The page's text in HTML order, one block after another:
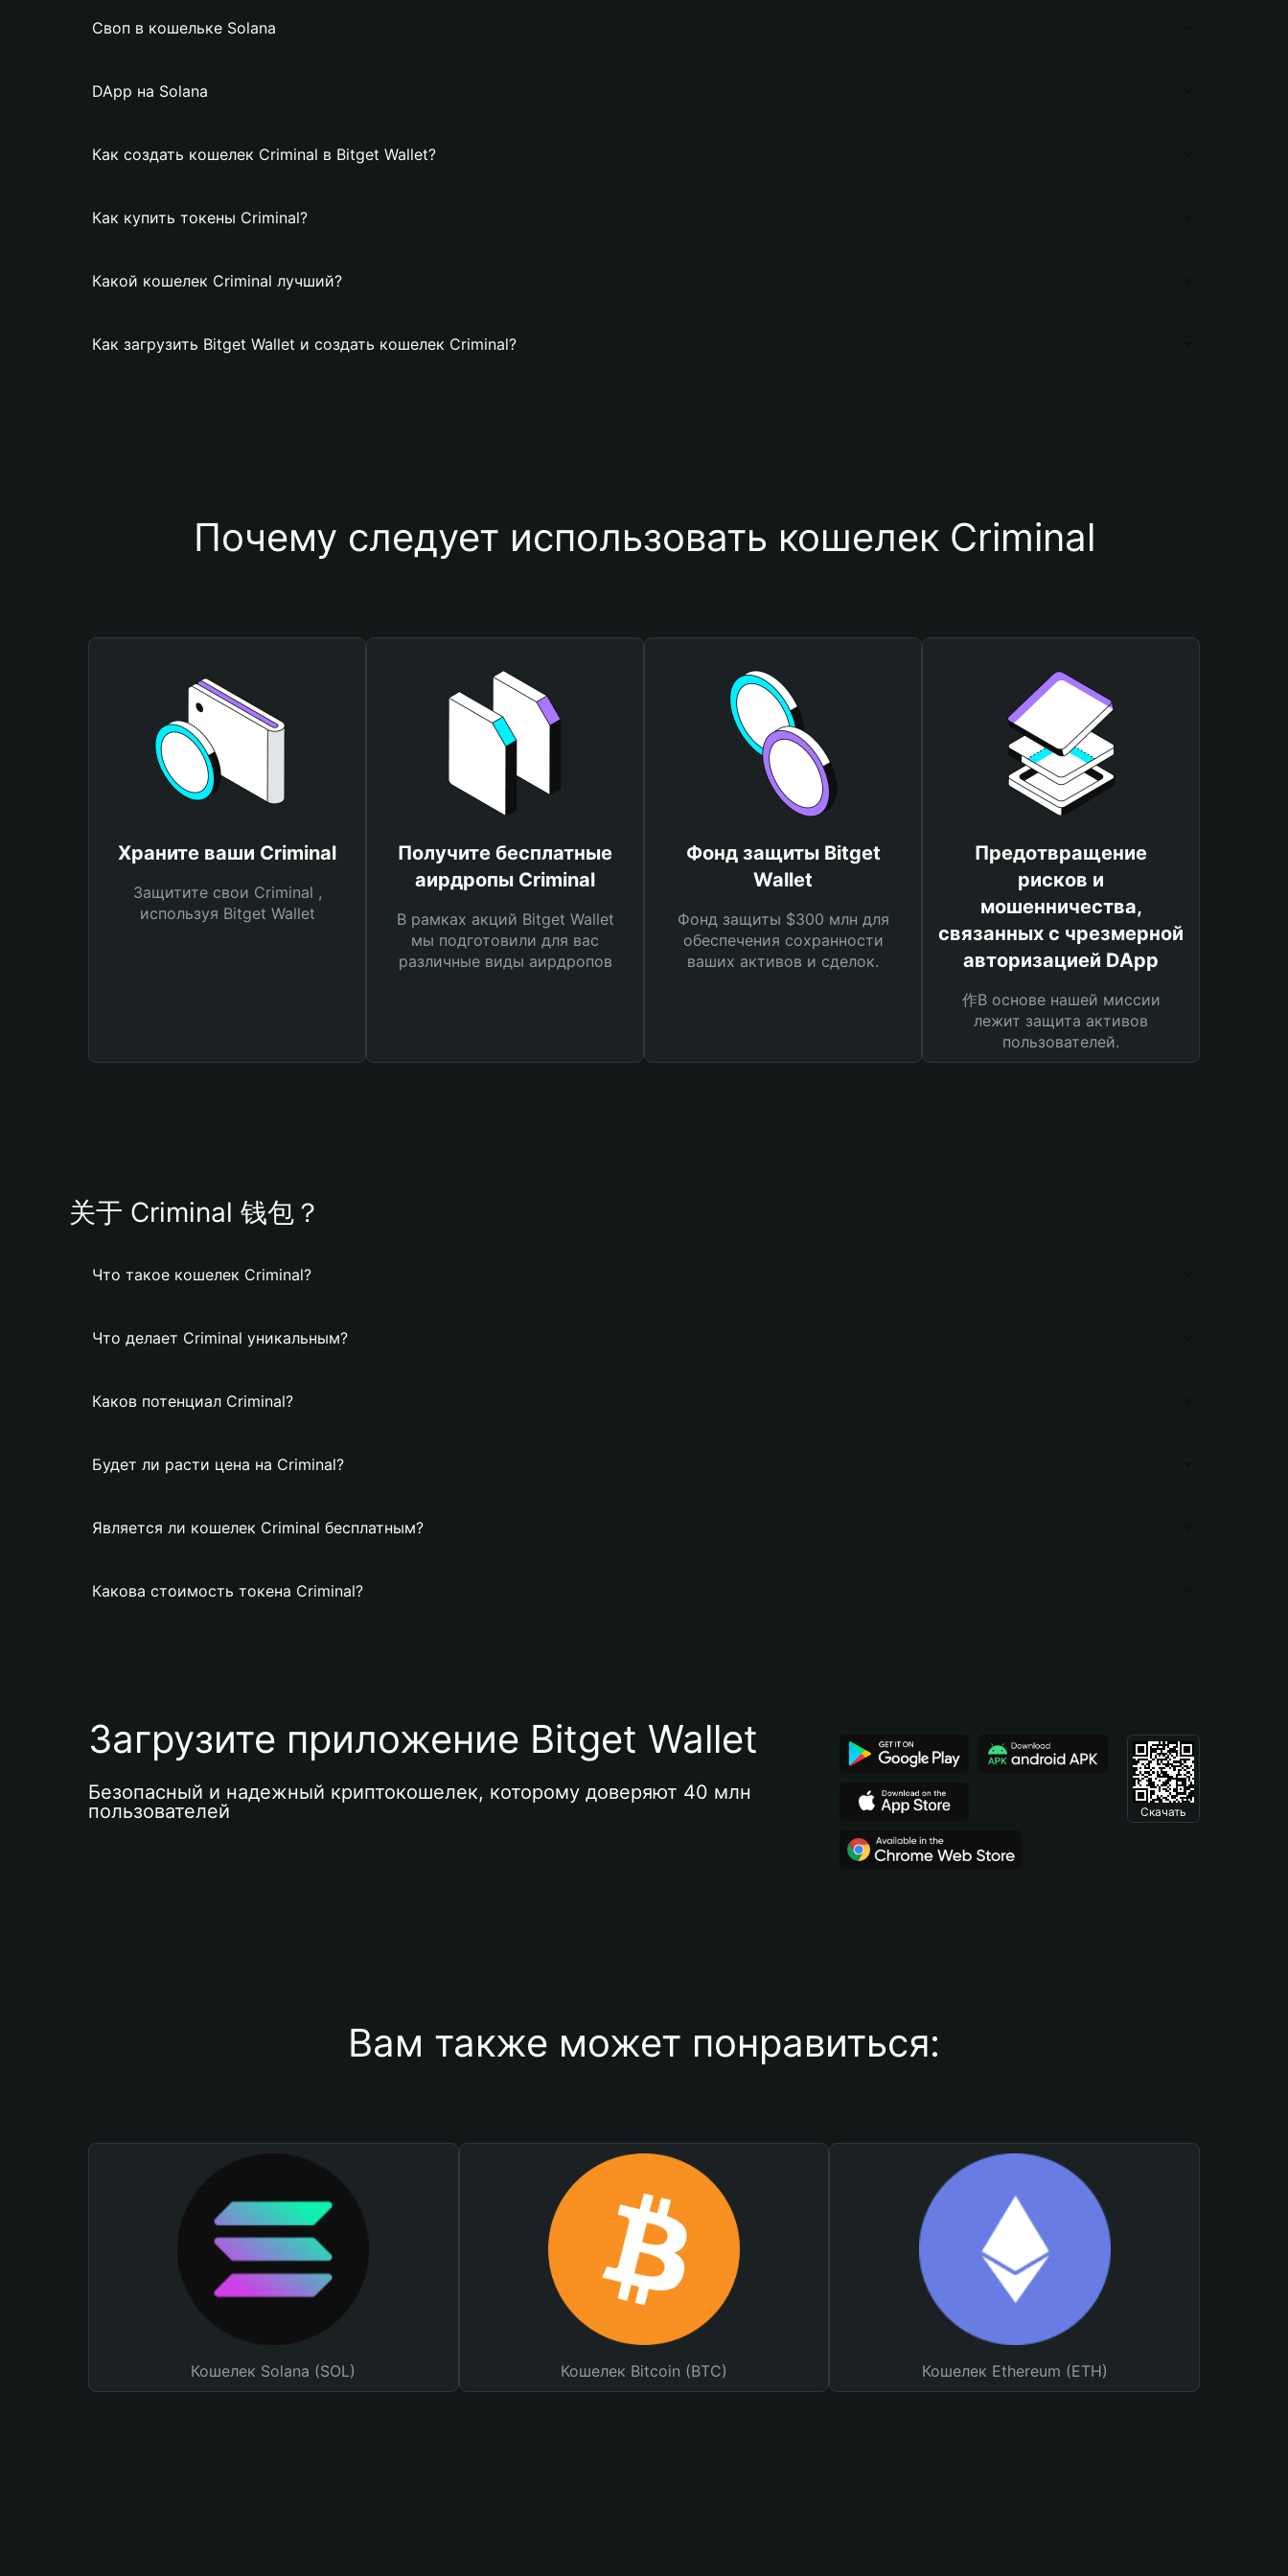
Своп в кошельке Solana
DApp на Solana
Как создать кошелек Criminal в Bitget Wallet?
Как купить токены Criminal?
Какой кошелек Criminal лучший?
Как загрузить Bitget Wallet и создать кошелек Criminal?
Почему следует использовать кошелек Criminal
Храните ваши Criminal
Защитите свои Criminal ,
используя Bitget Wallet
Получите бесплатные
аирдропы Criminal
В рамках акций Bitget Wallet
мы подготовили для вас
различные виды аирдропов
Фонд защиты Bitget
Wallet
Фонд защиты $300 млн для
обеспечения сохранности
ваших активов и сделок.
Предотвращение
рисков и
мошенничества,
связанных с чрезмерной
авторизацией DApp
作В основе нашей миссии
лежит защита активов
пользователей.
关于 Criminal 钱包？
Что такое кошелек Criminal?
Что делает Criminal уникальным?
Каков потенциал Criminal?
Будет ли расти цена на Criminal?
Является ли кошелек Criminal бесплатным?
Какова стоимость токена Criminal?
Загрузите приложение Bitget Wallet
Безопасный и надежный криптокошелек, которому доверяют 40 млн
пользователей
Скачать
Вам также может понравиться:
Кошелек Solana (SOL) Кошелек Bitcoin (BTC) Кошелек Ethereum (ETH)